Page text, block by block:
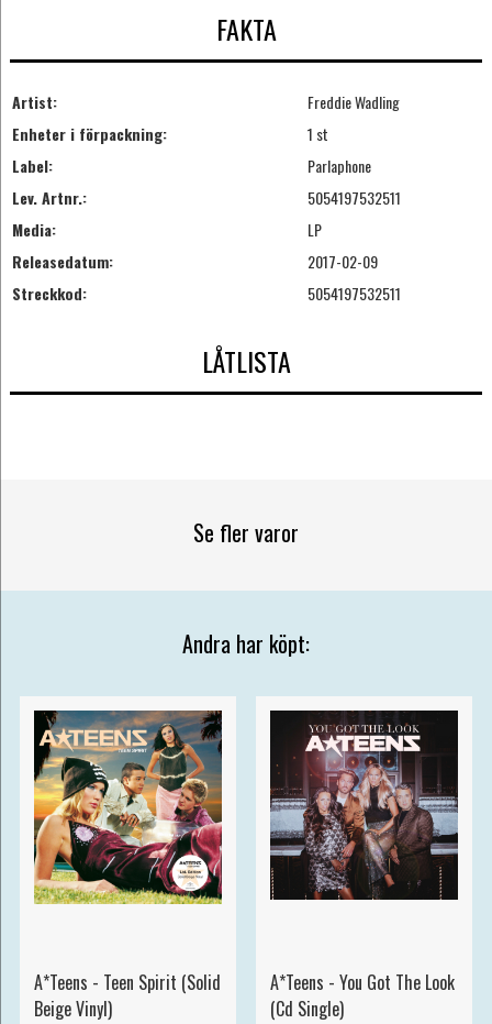
FAKTA
Artist:
Freddie Wadling
Enheter i förpackning:
1 st
Label:
Parlaphone
Lev. Artnr.:
5054197532511
Media:
LP
Releasedatum:
2017-02-09
Streckkod:
5054197532511
LÅTLISTA
Se fler varor
Andra har köpt:
A*Teens - Teen Spirit (Solid
Beige Vinyl)
A*Teens - You Got The Look
(Cd Single)